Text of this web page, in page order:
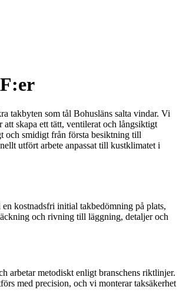
takbyten som tål Bohusläns salta vindar. Vi
skapa ett tätt, ventilerat och långsiktigt
och smidigt från första besiktning till
utfört arbete anpassat till kustklimatet i
kostnadsfri initial takbedömning på plats,
och rivning till läggning, detaljer och
arbetar metodiskt enligt branschens riktlinjer.
med precision, och vi monterar taksäkerhet